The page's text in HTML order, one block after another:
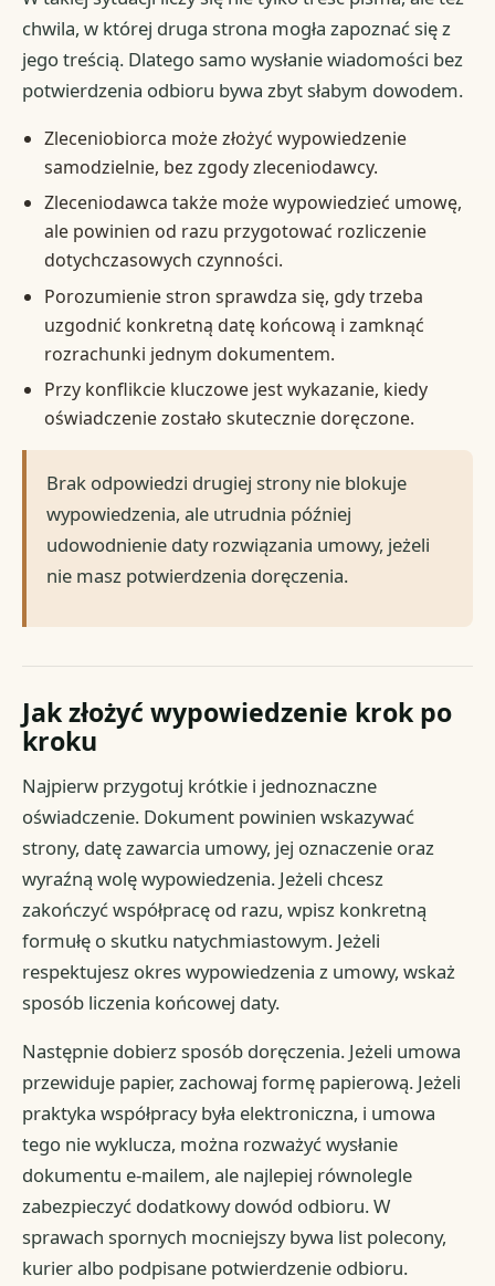
chwila, w której druga strona mogła zapoznać się z
jego treścią. Dlatego samo wysłanie wiadomości bez
potwierdzenia odbioru bywa zbyt słabym dowodem.
Zleceniobiorca może złożyć wypowiedzenie
samodzielnie, bez zgody zleceniodawcy.
Zleceniodawca także może wypowiedzieć umowę,
ale powinien od razu przygotować rozliczenie
dotychczasowych czynności.
Porozumienie stron sprawdza się, gdy trzeba
uzgodnić konkretną datę końcową i zamknąć
rozrachunki jednym dokumentem.
Przy konflikcie kluczowe jest wykazanie, kiedy
oświadczenie zostało skutecznie doręczone.
Brak odpowiedzi drugiej strony nie blokuje
wypowiedzenia, ale utrudnia później
udowodnienie daty rozwiązania umowy, jeżeli
nie masz potwierdzenia doręczenia.
Jak złożyć wypowiedzenie krok po
kroku
Najpierw przygotuj krótkie i jednoznaczne
oświadczenie. Dokument powinien wskazywać
strony, datę zawarcia umowy, jej oznaczenie oraz
wyraźną wolę wypowiedzenia. Jeżeli chcesz
zakończyć współpracę od razu, wpisz konkretną
formułę o skutku natychmiastowym. Jeżeli
respektujesz okres wypowiedzenia z umowy, wskaż
sposób liczenia końcowej daty.
Następnie dobierz sposób doręczenia. Jeżeli umowa
przewiduje papier, zachowaj formę papierową. Jeżeli
praktyka współpracy była elektroniczna, i umowa
tego nie wyklucza, można rozważyć wysłanie
dokumentu e-mailem, ale najlepiej równolegle
zabezpieczyć dodatkowy dowód odbioru. W
sprawach spornych mocniejszy bywa list polecony,
kurier albo podpisane potwierdzenie odbioru.